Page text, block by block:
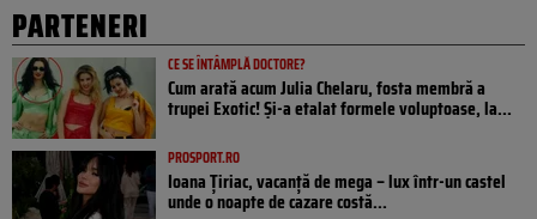
PARTENERI
CE SE ÎNTÂMPLĂ DOCTORE?
Cum arată acum Julia Chelaru, fosta membră a
trupei Exotic! Și-a etalat formele voluptoase, la...
PROSPORT.RO
Ioana Țiriac, vacanță de mega – lux într-un castel
unde o noapte de cazare costă...